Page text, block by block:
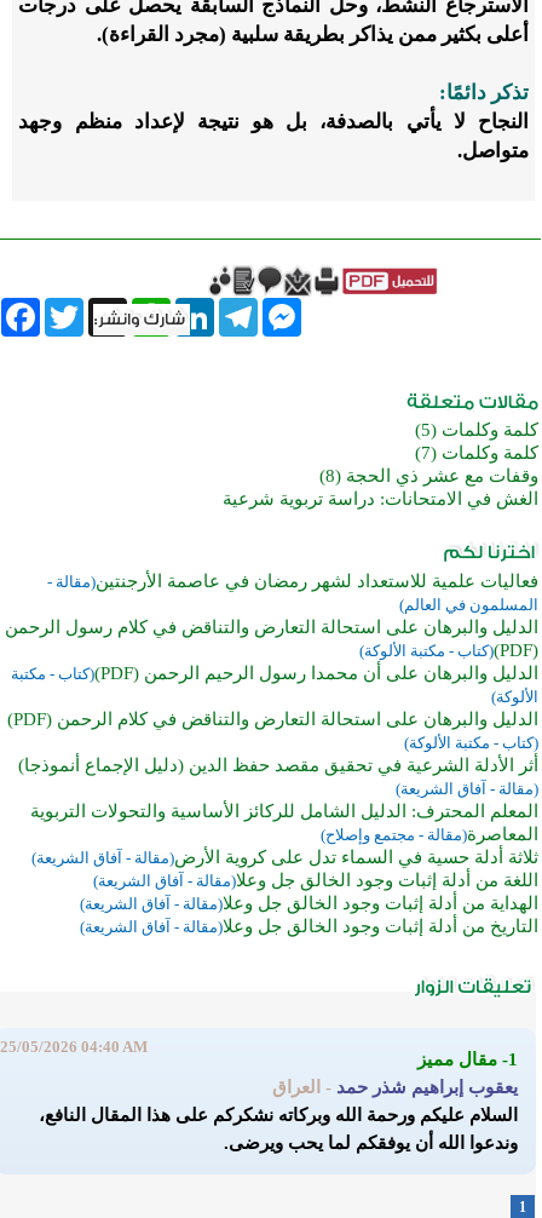
الاسترجاع النشط، وحل النماذج السابقة يحصل على درجات
أعلى بكثير ممن يذاكر بطريقة سلبية (مجرد القراءة).
تذكر دائمًا:
النجاح لا يأتي بالصدفة، بل هو نتيجة لإعداد منظم وجهد
متواصل.
Twitter X
WhatsAppLinkedInTelegram
Messenger
كلمة وكلمات (5)
كلمة وكلمات (7)
وقفات مع عشر ذي الحجة (8)
الغش في الامتحانات: دراسة تربوية شرعية
فعاليات علمية للاستعداد لشهر رمضان في عاصمة الأرجنتين(مقالة -
المسلمون في العالم)
الدليل والبرهان على استحالة التعارض والتناقض في كلام رسول الرحمن
(PDF)
(كتاب - مكتبة الألوكة)
الدليل والبرهان على أن محمدا رسول الرحيم الرحمن (PDF)
(كتاب - مكتبة
الألوكة)
الدليل والبرهان على استحالة التعارض والتناقض في كلام الرحمن (PDF)
(كتاب - مكتبة الألوكة)
أثر الأدلة الشرعية في تحقيق مقصد حفظ الدين (دليل الإجماع أنموذجا)
(مقالة - آفاق الشريعة)
المعلم المحترف: الدليل الشامل للركائز الأساسية والتحولات التربوية
المعاصرة(مقالة - مجتمع وإصلاح)
ثلاثة أدلة حسية في السماء تدل على كروية الأرض(مقالة - آفاق الشريعة)
اللغة من أدلة إثبات وجود الخالق جل وعلا(مقالة - آفاق الشريعة)
الهداية من أدلة إثبات وجود الخالق جل وعلا(مقالة - آفاق الشريعة)
التاريخ من أدلة إثبات وجود الخالق جل وعلا(مقالة - آفاق الشريعة)
1- مقال مميز
يعقوب إبراهيم شذر حمد - العراق
25/05/2026 04:40 AM
السلام عليكم ورحمة الله وبركاته نشكركم على هذا المقال النافع،
وندعوا الله أن يوفقكم لما يحب ويرضى.
1